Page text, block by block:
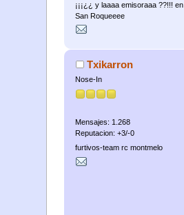
¡¡¡¿¿ y laaaa emisoraaa ??!!! en
San Roqueeee
Txikarron
Nose-In
Mensajes: 1.268
Reputacion: +3/-0
furtivos-team rc montmelo